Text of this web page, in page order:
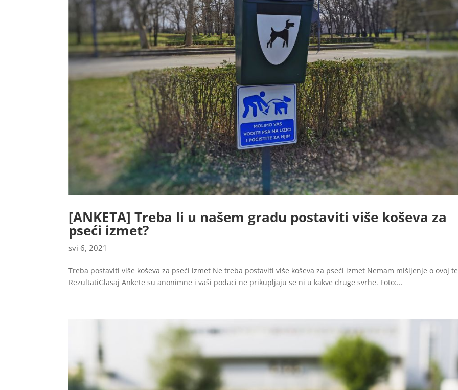
[ANKETA] Treba li u našem gradu postaviti više koševa za
pseći izmet?
svi 6, 2021
Treba postaviti više koševa za pseći izmet Ne treba postaviti više koševa za pseći izmet Nemam mišljenje o ovoj
RezultatiGlasaj Ankete su anonimne i vaši podaci ne prikupljaju se ni u kakve druge svrhe. Foto:...